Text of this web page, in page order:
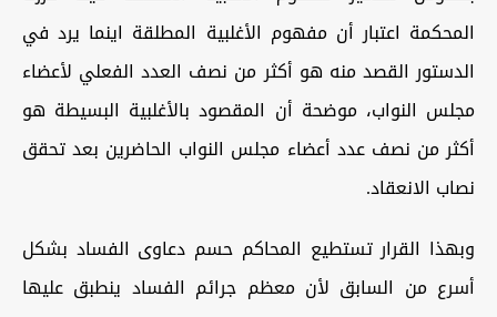
المحكمة اعتبار أن مفهوم الأغلبية المطلقة اينما يرد في
الدستور القصد منه هو أكثر من نصف العدد الفعلي لأعضاء
مجلس النواب، موضحة أن المقصود بالأغلبية البسيطة هو
أكثر من نصف عدد أعضاء مجلس النواب الحاضرين بعد تحقق
نصاب الانعقاد.
وبهذا القرار تستطيع المحاكم حسم دعاوى الفساد بشكل
أسرع من السابق لأن معظم جرائم الفساد ينطبق عليها